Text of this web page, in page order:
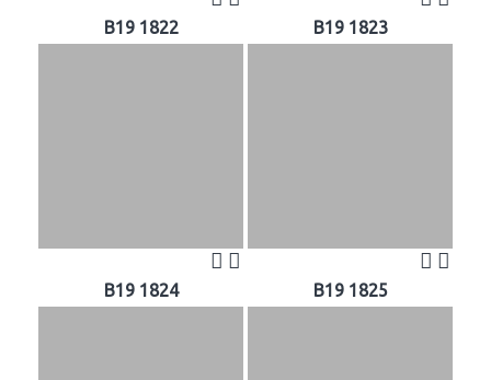
B19 1822 B19 1823
B19 1824 B19 1825